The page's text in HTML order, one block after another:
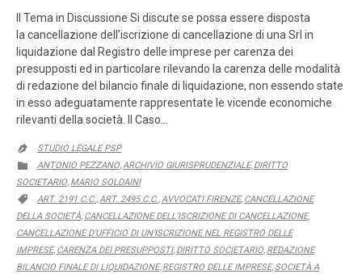
Il Tema in Discussione Si discute se possa essere disposta
la cancellazione dell’iscrizione di cancellazione di una Srl in
liquidazione dal Registro delle imprese per carenza dei
presupposti ed in particolare rilevando la carenza delle modalità
di redazione del bilancio finale di liquidazione, non essendo state
in esso adeguatamente rappresentate le vicende economiche
rilevanti della società. Il Caso…

STUDIO LEGALE PSP

CATEGORY
ANTONIO PEZZANO ARCHIVIO GIURISPRUDENZIALE, DIRITTO
SOCIETARIO MARIO SOLDAINI

CATEGORY
ART. 2191 C.C. ART. 2495 C.C. AVVOCATI FIRENZE, CANCELLAZIONE
DELLA SOCIETÀ CANCELLAZIONE DELL’ISCRIZIONE DI CANCELLAZIONE,
CANCELLAZIONE D’UFFICIO DI UN’ISCRIZIONE NEL REGISTRO DELLE
IMPRESE, CARENZA DEI PRESUPPOSTI, DIRITTO SOCIETARIO REDAZIONE
BILANCIO FINALE DI LIQUIDAZIONE, REGISTRO DELLE IMPRESE, SOCIETÀ A